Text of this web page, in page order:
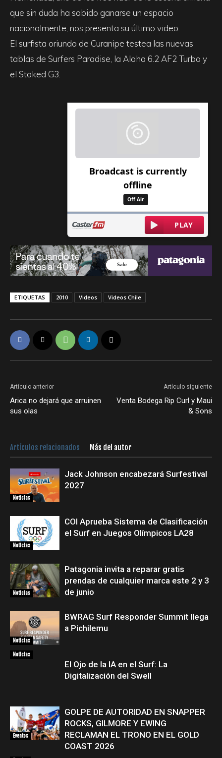
que sin duda ha sabido ganarse un espacio
nacionalmente, nos presenta su último video.
El surfista oriundo de Curanipe testea las nuevas
tablas de Surfers Paradise, la Aloha 6.2 AF2 Turbo y
el Stoked G3.
ETIQUETAS 2010 Videos Videos Chile
Artículo anterior
Arica no dejará que arruinen
sus olas
Artículo siguiente
Venta Bodega Rip Curl y Maui
& Sons
Artículos relacionados Más del autor
Noticias
Jack Johnson encabezará Surfestival
2027
Noticias
COI Aprueba Sistema de Clasificación
el Surf en Juegos Olímpicos LA28
Noticias
Patagonia invita a reparar gratis
prendas de cualquier marca este 2 y 3
de junio
Noticias
BWRAG Surf Responder Summit llega
a Pichilemu
Noticias
El Ojo de la IA en el Surf: La
Digitalización del Swell
Eventos
GOLPE DE AUTORIDAD EN SNAPPER
ROCKS, GILMORE Y EWING
RECLAMAN EL TRONO EN EL GOLD
COAST 2026